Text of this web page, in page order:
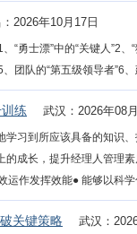
2026年10月17日
“勇士漂”中的“关键人”2
团队的“第五级领导者”6
练 武汉：2026年08
学习到所应该具备的知识
的成长，提升经理人管理
运作发挥效能● 能够以科
关键策略 武汉：